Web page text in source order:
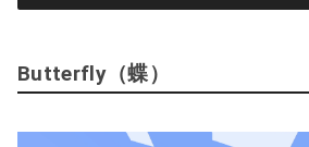
Butterfly（蝶）